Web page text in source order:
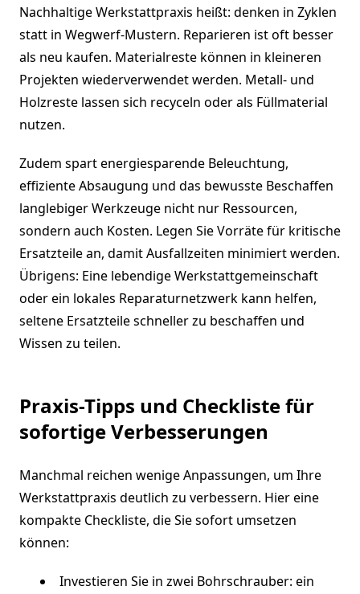
Nachhaltige Werkstattpraxis heißt: denken in Zyklen
statt in Wegwerf-Mustern. Reparieren ist oft besser
als neu kaufen. Materialreste können in kleineren
Projekten wiederverwendet werden. Metall- und
Holzreste lassen sich recyceln oder als Füllmaterial
nutzen.
Zudem spart energiesparende Beleuchtung,
effiziente Absaugung und das bewusste Beschaffen
langlebiger Werkzeuge nicht nur Ressourcen,
sondern auch Kosten. Legen Sie Vorräte für kritische
Ersatzteile an, damit Ausfallzeiten minimiert werden.
Übrigens: Eine lebendige Werkstattgemeinschaft
oder ein lokales Reparaturnetzwerk kann helfen,
seltene Ersatzteile schneller zu beschaffen und
Wissen zu teilen.
Praxis-Tipps und Checkliste für
sofortige Verbesserungen
Manchmal reichen wenige Anpassungen, um Ihre
Werkstattpraxis deutlich zu verbessern. Hier eine
kompakte Checkliste, die Sie sofort umsetzen
können:
Investieren Sie in zwei Bohrschrauber: ein